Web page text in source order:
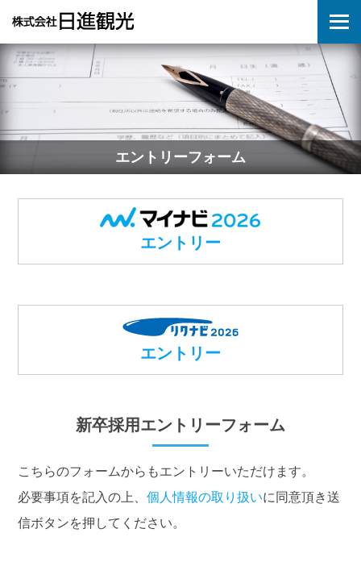
エントリーフォーム
エントリー
エントリー
新卒採用エントリーフォーム
こちらのフォームからもエントリーいただけます。
必要事項を記入の上、個人情報の取り扱いに同意頂き送
信ボタンを押してください。